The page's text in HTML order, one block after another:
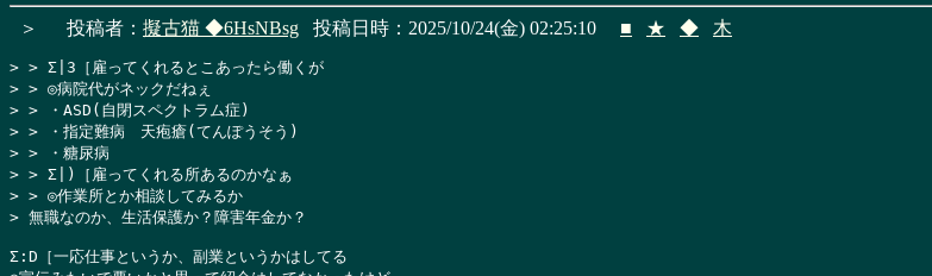
＞ 投稿者： 擬古猫 ◆6HsNBsg 投稿日時：2025/10/24(金) 02:25:10 ■ ★ ◆ 木
> > Σ|3［雇ってくれるとこあったら働くが
> > ◎病院代がネックだねぇ
> > ・ASD(自閉スペクトラム症)
> > ・指定難病　天疱瘡(てんぽうそう)
> > ・糖尿病
> > Σ|)［雇ってくれる所あるのかなぁ
> > ◎作業所とか相談してみるか
> 無職なのか、生活保護か？障害年金か？
Σ:D［一応仕事というか、副業というかはしてる